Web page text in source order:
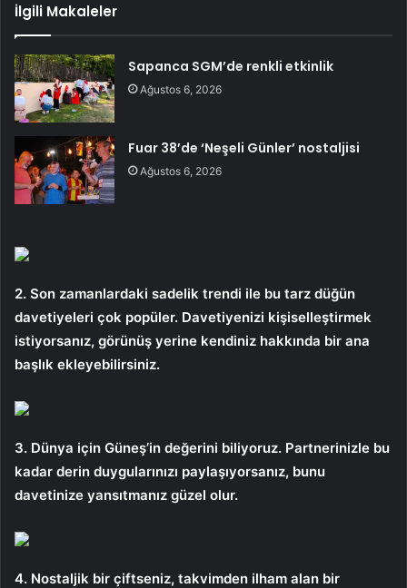
İlgili Makaleler
Sapanca SGM’de renkli etkinlik
Ağustos 6, 2026
Fuar 38’de ‘Neşeli Günler’ nostaljisi
Ağustos 6, 2026
2. Son zamanlardaki sadelik trendi ile bu tarz düğün
davetiyeleri çok popüler. Davetiyenizi kişiselleştirmek
istiyorsanız, görünüş yerine kendiniz hakkında bir ana
başlık ekleyebilirsiniz.
3. Dünya için Güneş’in değerini biliyoruz. Partnerinizle bu
kadar derin duygularınızı paylaşıyorsanız, bunu
davetinize yansıtmanız güzel olur.
4. Nostaljik bir çiftseniz, takvimden ilham alan bir